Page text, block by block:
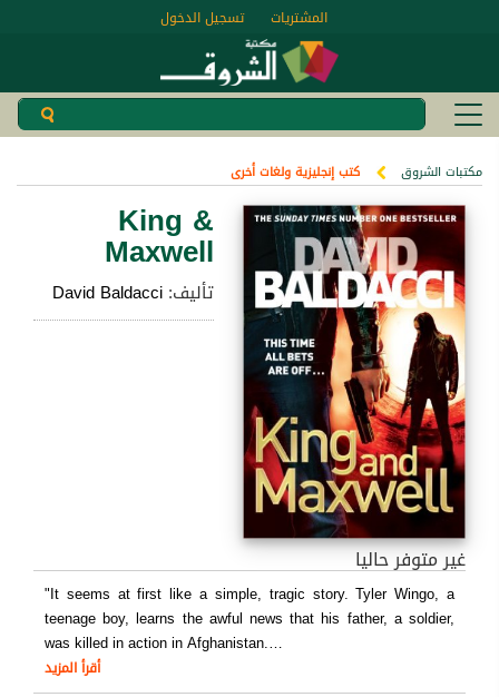
تسجيل الدخول المشتريات
مكتبات الشروق كتب إنجليزية ولغات أخرى
King &
Maxwell
تأليف:David Baldacci
غير متوفر حاليا
"It seems at first like a simple, tragic story. Tyler Wingo, a
teenage boy, learns the awful news that his father, a soldier,
was killed in action in Afghanistan.…
أقرأ المزيد